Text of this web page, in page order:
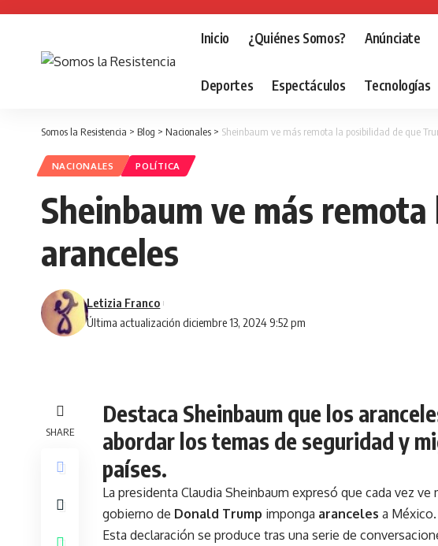
Inicio ¿Quiénes Somos? Anúnciate
Deportes Espectáculos Tecnologías
Somos la Resistencia > Blog > Nacionales > Sheinbaum ve más remota la posibilidad de que
NACIONALES POLÍTICA
Sheinbaum ve más
aranceles
Última actualización diciembre 13, 2024 9:52 pm
Letizia Franco
SHARE
Destaca Sheinbaum que los
abordar los temas de seguridad y
países.
La presidenta Claudia Sheinbaum expresó que cada vez
gobierno de Donald Trump imponga aranceles a México.
Esta declaración se produce tras una serie de